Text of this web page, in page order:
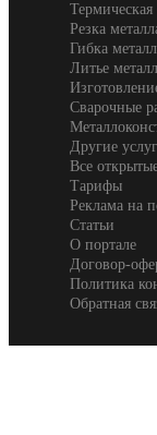
Термическая
Резка
Гибка
Литье
Сварочные
Другие
Все
Тарифы
Реклама на
Статьи
О портале
Договор-
Политика
Обратная